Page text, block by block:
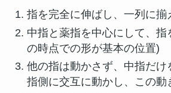
指を完全に伸ばし、一列に揃
中指と薬指を中心にして、指
の時点での形が基本の位置)
他の指は動かさず、中指だけ
指側に交互に動かし、この動